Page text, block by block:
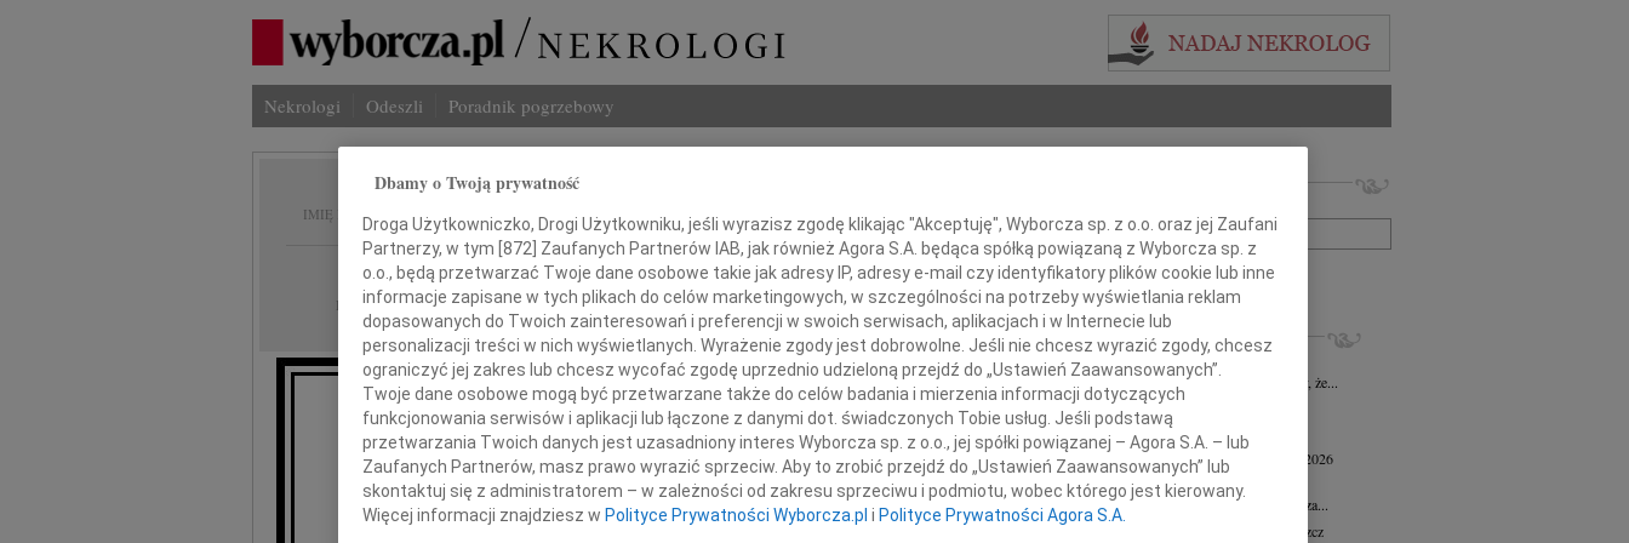
Nekrologi Odeszli Poradnik pogrzebowy
IMIĘ I NAZWISKO: Jerzy Maria Aruzelski
REGION: Bydgoszcz
DATA EMISJI: 11.01.2019
4 stycznia 2019 zmarł w Warszawie
nasz Drogi Ojciec i Dziadek
+ szukanie zaawansowane
INNE NEKROLOGI
Jerzy Marcisz 02.07.2026Bydgoszcz
Z głębokim żalem i smutkiem zawiadamiamy, że...
Maria Kisiel
20.05.2026
Dnia 13 maja 2026 zmarła Maria Kisiel...
Konrad Antoni Minkiewicz wiek: 78
18.05.2026
Bydgoszcz
Trzeba pamiętać o nieustannej wdzięczności za...
Roman Dolata
Bydgoszcz
Dbamy o Twoją prywatność
Droga Użytkowniczko, Drogi Użytkowniku, jeśli wyrazisz zgodę klikając "Akceptuję", Wyborcza sp. z o.o. oraz jej Zaufani
Partnerzy, w tym [ 872 ] Zaufanych Partnerów IAB, jak również Agora S.A. będąca spółką powiązaną z Wyborcza sp. z
o.o., będą przetwarzać Twoje dane osobowe takie jak adresy IP, adresy e-mail czy identyfikatory plików cookie lub inne
informacje zapisane w tych plikach do celów marketingowych, w szczególności na potrzeby wyświetlania reklam
dopasowanych do Twoich zainteresowań i preferencji w swoich serwisach, aplikacjach i w Internecie lub
personalizacji treści w nich wyświetlanych. Wyrażenie zgody jest dobrowolne. Jeśli nie chcesz wyrazić zgody, chcesz
ograniczyć jej zakres lub chcesz wycofać zgodę uprzednio udzieloną przejdź do „Ustawień Zaawansowanych”.
Twoje dane osobowe mogą być przetwarzane także do celów badania i mierzenia informacji dotyczących
funkcjonowania serwisów i aplikacji lub łączone z danymi dot. świadczonych Tobie usług. Jeśli podstawą
przetwarzania Twoich danych jest uzasadniony interes Wyborcza sp. z o.o., jej spółki powiązanej – Agora S.A. – lub
Zaufanych Partnerów, masz prawo wyrazić sprzeciw. Aby to zrobić przejdź do „Ustawień Zaawansowanych” lub
skontaktuj się z administratorem – w zależności od zakresu sprzeciwu i podmiotu, wobec którego jest kierowany.
Więcej informacji znajdziesz w Polityce Prywatności Wyborcza.pl i Polityce Prywatności Agora S.A.